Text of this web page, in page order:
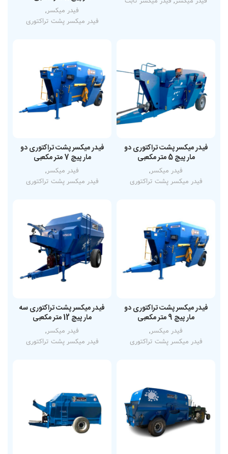
فیدر میکسر,
فیدر میکسر پشت تراکتوری
فیدر میکسر پشت تراکتوری دو
مار پیچ 5 متر مکعبی
فیدر میکسر,
فیدر میکسر پشت تراکتوری
فیدر میکسر پشت تراکتوری دو
مار پیچ 7 متر مکعبی
فیدر میکسر,
فیدر میکسر پشت تراکتوری
فیدر میکسر پشت تراکتوری دو
مار پیچ 9 متر مکعبی
فیدر میکسر,
فیدر میکسر پشت تراکتوری
فیدر میکسر پشت تراکتوری سه
مار پیچ 12 متر مکعبی
فیدر میکسر,
فیدر میکسر پشت تراکتوری